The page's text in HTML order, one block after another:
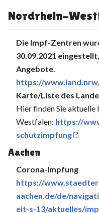
Nordrhein-
Die Impf-Zentren
30.09.2021
Angebote.
https://
Karte/Liste des
Hier finden Sie
Westfalen: https://
schutzimpfung
Aachen
Corona-Impfung
https://
aachen.de/de/
eit-s-13/aktuelles/